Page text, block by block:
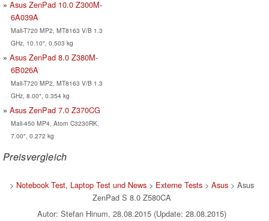
Asus ZenPad 10.0 Z300M-
6A039A
Mali-T720 MP2, MT8163 V/B 1.3
GHz, 10.10", 0.503 kg
Asus ZenPad 8.0 Z380M-
6B026A
Mali-T720 MP2, MT8163 V/B 1.3
GHz, 8.00", 0.354 kg
Asus ZenPad 7.0 Z370CG
Mali-450 MP4, Atom C3230RK,
7.00", 0.272 kg
Preisvergleich
> Notebook Test, Laptop Test und News> Externe Tests> Asus> Asus
ZenPad S 8.0 Z580CA
Autor: Stefan Hinum, 28.08.2015 (Update: 28.08.2015)